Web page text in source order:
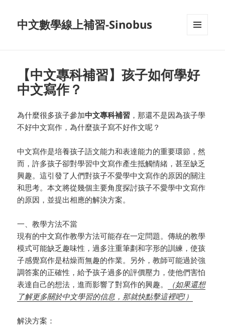
中文數學線上補習-Sinobus
【中文專科補習】孩子如何學好
中文寫作？
為什麼很多孩子參加中文專科補習 ，那還不是因為孩子學
不好中文寫作，為什麼孩子寫不好作文呢？
中文寫作是培養孩子語文能力和表達能力的重要環節，然
而，許多孩子卻對學習中文寫作產生抵觸情緒，甚至缺乏
興趣。這引發了人們對孩子不愛學中文寫作的原因的關注
和思考。本文將從幾個主要角度探討孩子不愛學中文寫作
的原因，並提出相應的解決方案。
一、教學方法不當
現有的中文寫作教學方法可能存在一定問題。傳統的教學
模式可能缺乏趣味性，過多注重筆劃和字形的訓練，使孩
子感覺寫作是枯燥而無趣的作業。另外，教師可能過於強
調答案的正確性，給予孩子過多的評價壓力，使他們害怕
表達自己的想法，進而影響了對寫作的興趣。
（如果還想
了解更多關於中文學習的信息，那就快點擊這裡吧!）
解決方案：